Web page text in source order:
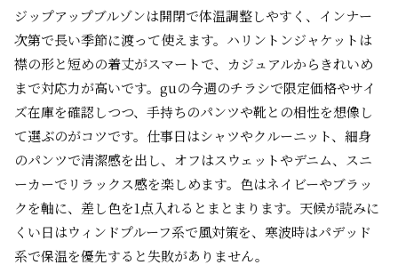
ジップアップブルゾンは開閉で体温調整しやすく、インナー
次第で長い季節に渡って使えます。ハリントンジャケットは
襟の形と短めの着丈がスマートで、カジュアルからきれいめ
まで対応力が高いです。guの今週のチラシで限定価格やサイ
ズ在庫を確認しつつ、手持ちのパンツや靴との相性を想像し
て選ぶのがコツです。仕事日はシャツやクルーニット、細身
のパンツで清潔感を出し、オフはスウェットやデニム、スニ
ーカーでリラックス感を楽しめます。色はネイビーやブラッ
クを軸に、差し色を1点入れるとまとまります。天候が読みに
くい日はウィンドプルーフ系で風対策を、寒波時はパデッド
系で保温を優先すると失敗がありません。